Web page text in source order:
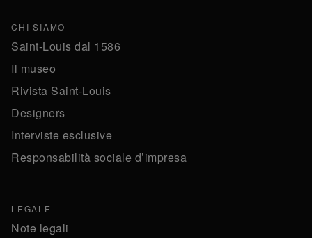
CHI SIAMO
Saint-Louis dal 1586
Il museo
Rivista Saint-Louis
Designers
Interviste esclusive
Responsabilità sociale d’impresa
LEGALE
Note legali